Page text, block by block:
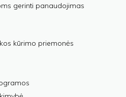
gerinti panaudojimas
kūrimo priemonės